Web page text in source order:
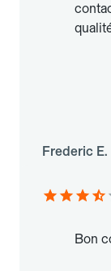
Frederic E.
Bon